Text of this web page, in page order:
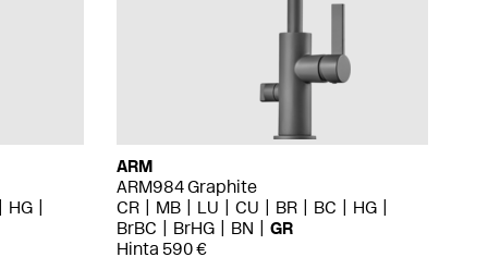
HG
ARM
ARM984 Graphite
CR
MB LU CU BR BC
HG
BrBC
BrHG BN
GR
Hinta 590 €